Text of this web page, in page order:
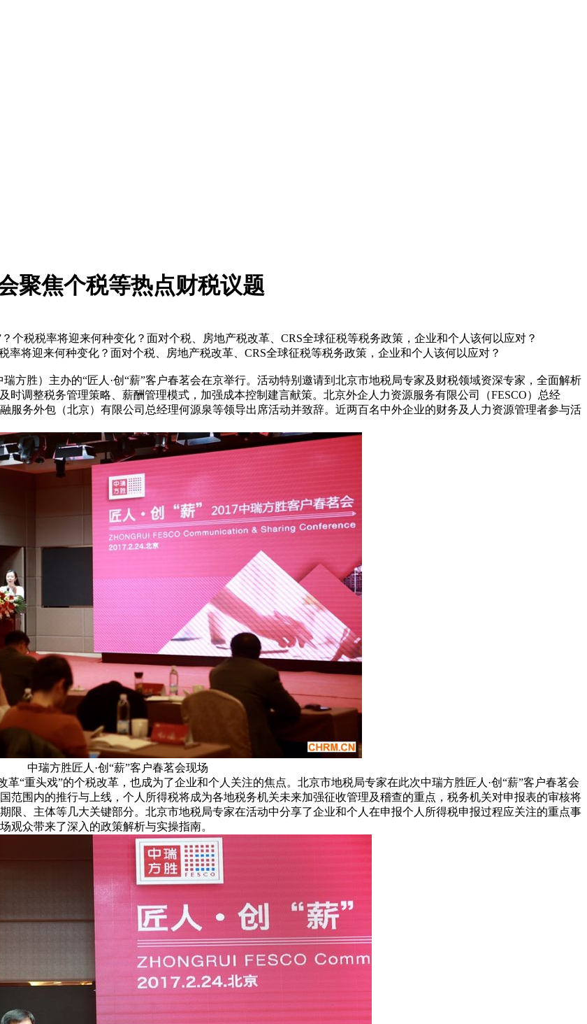
聚焦个税等热点财税议题
个税税率将迎来何种变化？面对个税、房地产税改革、CRS全球征税等税务政策，企业和个人该何以应对？
将迎来何种变化？面对个税、房地产税改革、CRS全球征税等税务政策，企业和个人该何以应对？
胜）主办的“匠人·创“薪”客户春茗会在京举行。活动特别邀请到北京市地税局专家及财税领域资深专家，全面解析
调整税务管理策略、薪酬管理模式，加强成本控制建言献策。北京外企人力资源服务有限公司（FESCO）总经
服务外包（北京）有限公司总经理何源泉等领导出席活动并致辞。近两百名中外企业的财务及人力资源管理者参与活
中瑞方胜匠人·创“薪”客户春茗会现场
重头戏”的个税改革，也成为了企业和个人关注的焦点。北京市地税局专家在此次中瑞方胜匠人·创“薪”客户春茗会
范围内的推行与上线，个人所得税将成为各地税务机关未来加强征收管理及稽查的重点，税务机关对申报表的审核将
限、主体等几大关键部分。北京市地税局专家在活动中分享了企业和个人在申报个人所得税申报过程应关注的重点事
观众带来了深入的政策解析与实操指南。